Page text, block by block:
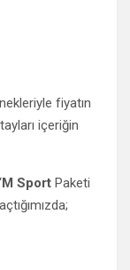
fiyatın
içeriğin
M Sport Paketi